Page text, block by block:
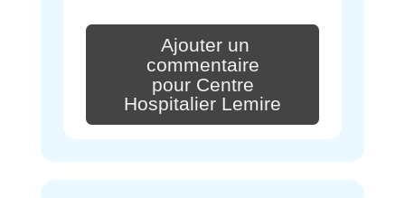
Ajouter un
commentaire
pour Centre
Hospitalier Lemire